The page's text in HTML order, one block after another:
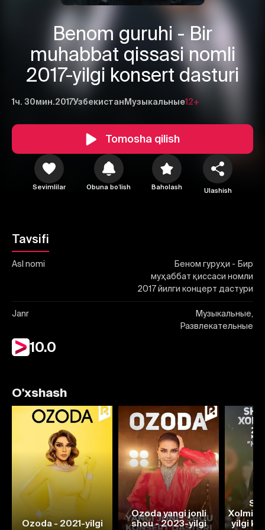
Benom guruhi - Bir
muhabbat qissasi nomli
2017-yilgi konsert dasturi
1ч. 30мин.2017Узбекистан Музыкальные12+
Tomosha qilish
Sevimlilar Obuna boʻlish Baholash Ulashish
Tavsifi
Asl nomi
Беном гуруҳи - Бир
муҳаббат қиссаси номли
2017 йилги концерт дастури
Janr
Музыкальные,
Развлекательные
10.0
1 2 3
Yuborish
O'xshash
Ozoda - 2021-yilgi
Ozoda yangi jonli
shou - 2023-yilgi
yilgi
Bekor qilish Tizimga kirish